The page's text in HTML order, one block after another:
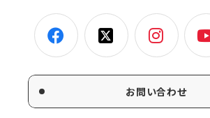
お問い合わせ